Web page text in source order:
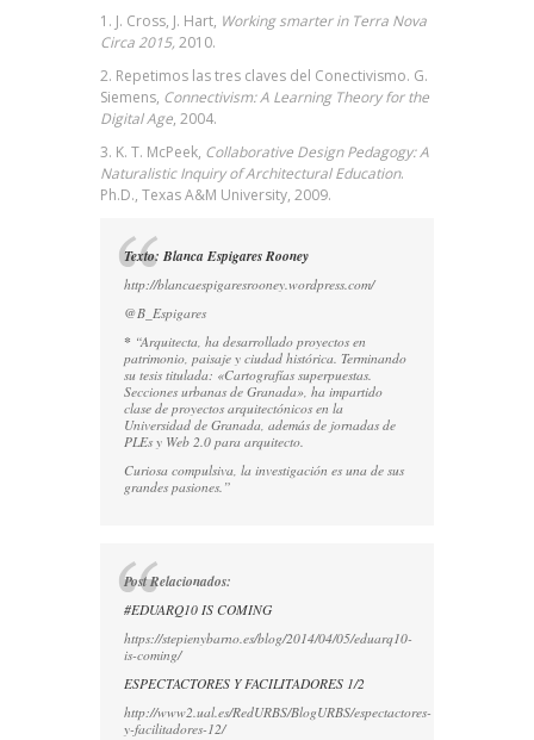
1. J. Cross, J. Hart, Working smarter in Terra Nova
Circa 2015, 2010.
2. Repetimos las tres claves del Conectivismo. G.
Siemens, Connectivism: A Learning Theory for the
Digital Age, 2004.
3. K. T. McPeek, Collaborative Design Pedagogy: A
Naturalistic Inquiry of Architectural Education.
Ph.D., Texas A&M University, 2009.
Texto: Blanca Espigares Rooney
http://blancaespigaresrooney.wordpress.com/
@B_Espigares
* “Arquitecta, ha desarrollado proyectos en
patrimonio, paisaje y ciudad histórica. Terminando
su tesis titulada: «Cartografías superpuestas.
Secciones urbanas de Granada», ha impartido
clase de proyectos arquitectónicos en la
Universidad de Granada, además de jornadas de
PLEs y Web 2.0 para arquitecto.
Curiosa compulsiva, la investigación es una de sus
grandes pasiones.”
Post Relacionados:
#EDUARQ10 IS COMING
https://stepienybarno.es/blog/2014/04/05/eduarq10-
is-coming/
ESPECTACTORES Y FACILITADORES 1/2
http://www2.ual.es/RedURBS/BlogURBS/espectactores-
y-facilitadores-12/